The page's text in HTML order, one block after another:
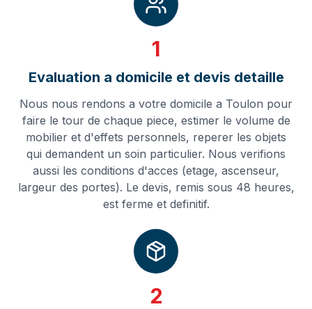
1
Evaluation a domicile et devis detaille
Nous nous rendons a votre domicile a Toulon pour
faire le tour de chaque piece, estimer le volume de
mobilier et d'effets personnels, reperer les objets
qui demandent un soin particulier. Nous verifions
aussi les conditions d'acces (etage, ascenseur,
largeur des portes). Le devis, remis sous 48 heures,
est ferme et definitif.
2